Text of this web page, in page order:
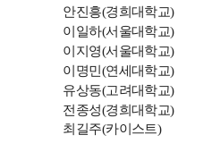
안진흥(경희대학교)
이일하(서울대학교)
이지영(서울대학교)
이명민 (연세대학교)
유상동(고려대학교)
전종성(경희대학교)
최길주(카이스트)